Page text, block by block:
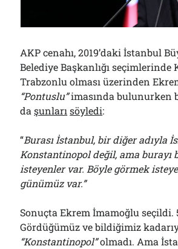
Arşivler
Arşivler
AKP cenahı, 2019’daki İstanbul
Belediye Başkanlığı seçimlerinde
Trabzonlu olması üzerinden
“Pontuslu”imasında bulunurken
daşunları söyledi:
“Burası İstanbul, bir diğer adıyla
Konstantinopol değil, ama burayı
isteyenler var. Böyle görmek
günümüz var.”
Sonuçta Ekrem İmamoğlu seçildi.
Gördüğümüz ve bildiğimiz
“Konstantinopol”olmadı. Ama